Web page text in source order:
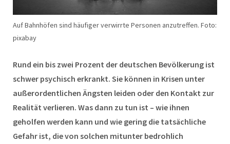
Auf Bahnhöfen sind häufiger verwirrte Personen anzutreffen. Foto:
pixabay
Rund ein bis zwei Prozent der deutschen Bevölkerung ist
schwer psychisch erkrankt. Sie können in Krisen unter
außerordentlichen Ängsten leiden oder den Kontakt zur
Realität verlieren. Was dann zu tun ist – wie ihnen
geholfen werden kann und wie gering die tatsächliche
Gefahr ist, die von solchen mitunter bedrohlich